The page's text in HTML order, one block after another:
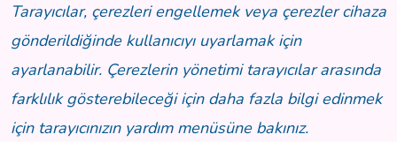
Tarayıcılar, çerezleri engellemek veya çerezler cihaza
gönderildiğinde kullanıcıyı uyarlamak için
ayarlanabilir. Çerezlerin yönetimi tarayıcılar arasında
farklılık gösterebileceği için daha fazla bilgi edinmek
için tarayıcınızın yardım menüsüne bakınız.